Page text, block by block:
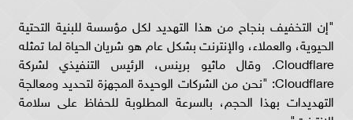
"إن التخفيف بنجاح من هذا التهديد لكل مؤسسة للبنية التحتية
الحيوية، والعملاء، والإنترنت بشكل عام هو شريان الحياة لما تمثله
Cloudflare. وقال ماثيو برينس، الرئيس التنفيذي لشركة
Cloudflare: "نحن من الشركات الوحيدة المجهزة لتحديد ومعالجة
التهديدات بهذا الحجم، بالسرعة المطلوبة للحفاظ على سلامة